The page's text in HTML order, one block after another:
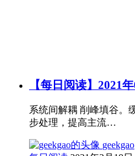
【每日阅读】2021
系统间解耦 削峰填谷。
步处理，提高主流…
geekgao